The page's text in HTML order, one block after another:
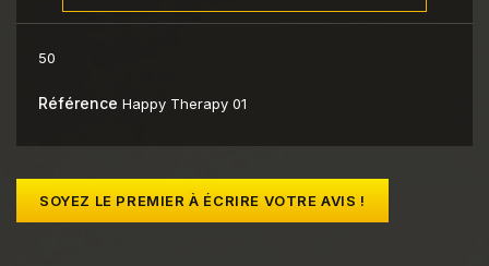
50
Référence Happy Therapy 01
SOYEZ LE PREMIER À ÉCRIRE VOTRE AVIS !